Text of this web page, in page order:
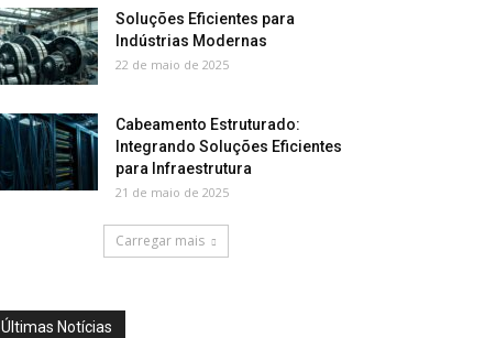
Soluções Eficientes para
Indústrias Modernas
22 de maio de 2025
Cabeamento Estruturado:
Integrando Soluções Eficientes
para Infraestrutura
21 de maio de 2025
Carregar mais
Últimas Notícias